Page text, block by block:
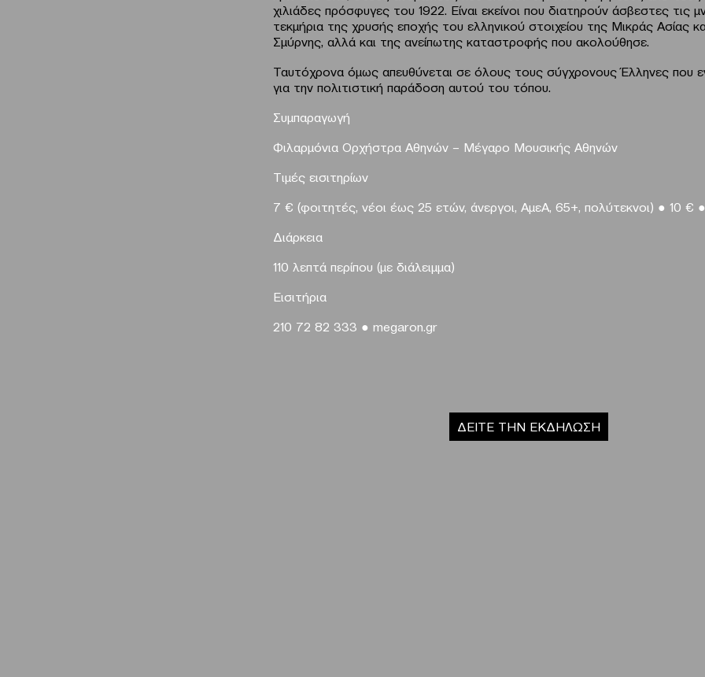
χιλιάδες πρόσφυγες του 1922. Είναι εκείνοι που διατηρούν άσβεστες τις
τεκμήρια της χρυσής εποχής του ελληνικού στοιχείου της Μικράς Ασίας
Σμύρνης, αλλά και της ανείπωτης καταστροφής που ακολούθησε.
Ταυτόχρονα όμως απευθύνεται σε όλους τους σύγχρονους Έλληνες που
για την πολιτιστική παράδοση αυτού του τόπου.
Συμπαραγωγή
Φιλαρμόνια Ορχήστρα Αθηνών – Μέγαρο Μουσικής Αθηνών
Τιμές εισιτηρίων
7 € (φοιτητές, νέοι έως 25 ετών, άνεργοι, ΑμεΑ, 65+, πολύτεκνοι) ● 10 € ●
Διάρκεια
110 λεπτά περίπου (με διάλειμμα)
Eισιτήρια
210 72 82 333 ● megaron gr
ΔΕΙΤΕ ΤΗΝ ΕΚΔΗΛΩΣΗ